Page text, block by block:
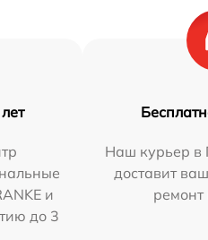
и
до 3
Наш курьер в
доставит
ремонт